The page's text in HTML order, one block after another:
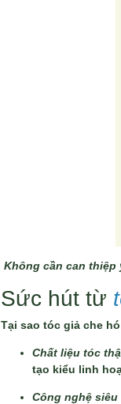
Không cần can thiệp
Sức hút từ
Tại sao tóc giả che
Chất liệu tóc
tạo kiểu linh
Công nghệ siêu